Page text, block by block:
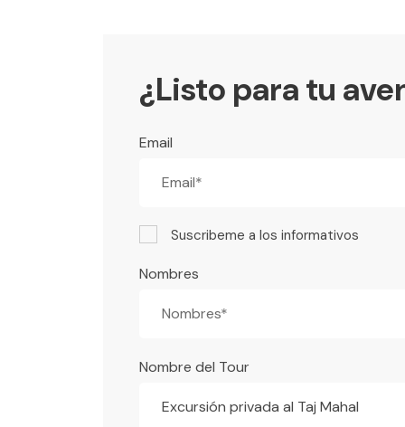
¿Listo para tu
Email
Suscribeme a los informativos
Nombres
Nombre del Tour
Excursión privada al Taj Mahal